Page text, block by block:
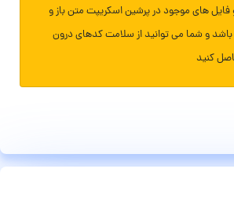
فایل های موجود در پرشین اسکریپت متن باز و
و شما می توانید از سلامت کدهای درون
کنید